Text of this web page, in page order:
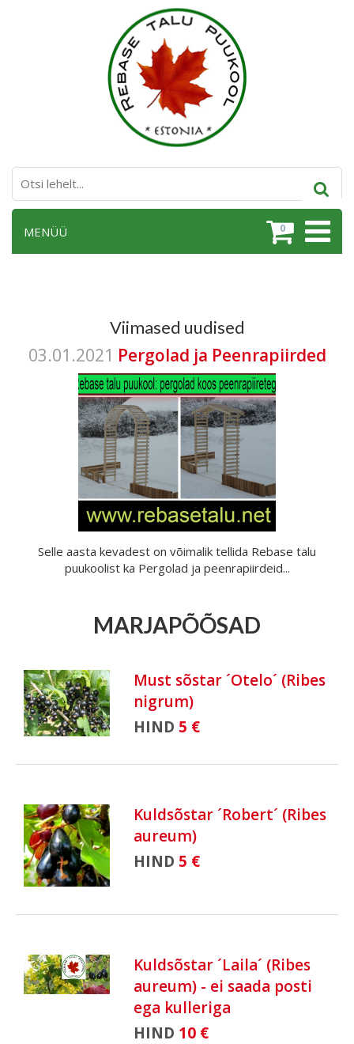
0
MENÜÜ
Viimased uudised
03.01.2021 Pergolad ja Peenrapiirded
Selle aasta kevadest on võimalik tellida Rebase talu
puukoolist ka Pergolad ja peenrapiirdeid...
MARJAPÕÕSAD
Must sõstar ´Otelo´ (Ribes
nigrum)
HIND 5 €
Kuldsõstar ´Robert´ (Ribes
aureum)
HIND 5 €
Kuldsõstar ´Laila´ (Ribes
aureum) - ei saada posti
ega kulleriga
HIND 10 €